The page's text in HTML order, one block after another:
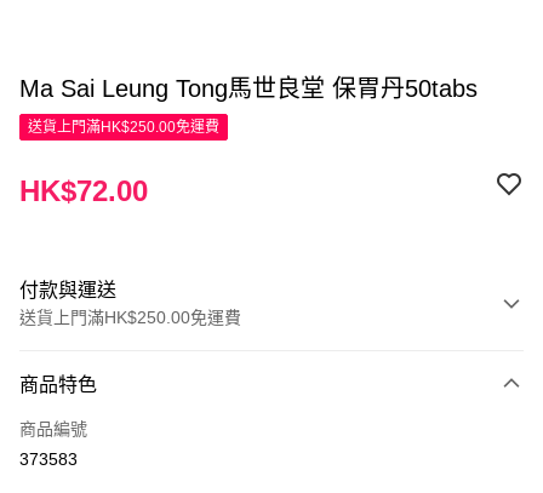
Ma Sai Leung Tong馬世良堂 保胃丹50tabs
送貨上門滿HK$250.00免運費
HK$72.00
付款與運送
送貨上門滿HK$250.00免運費
信用卡
Apple Pay
商品特色
商品編號
373583